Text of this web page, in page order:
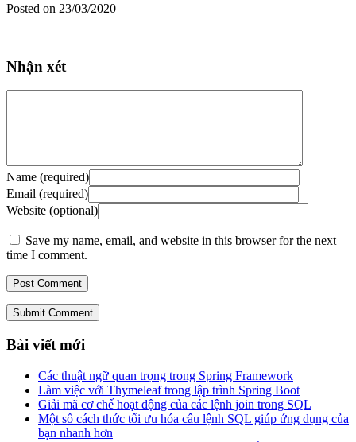
Posted on 23/03/2020
Nhận xét
Name (required)
Email (required)
Website (optional)
Save my name, email, and website in this browser for the next
time I comment.
Submit Comment
Bài viết mới
Các thuật ngữ quan trọng trong Spring Framework
Làm việc với Thymeleaf trong lập trình Spring Boot
Giải mã cơ chế hoạt động của các lệnh join trong SQL
Một số cách thức tối ưu hóa câu lệnh SQL giúp ứng dụng của
bạn nhanh hơn